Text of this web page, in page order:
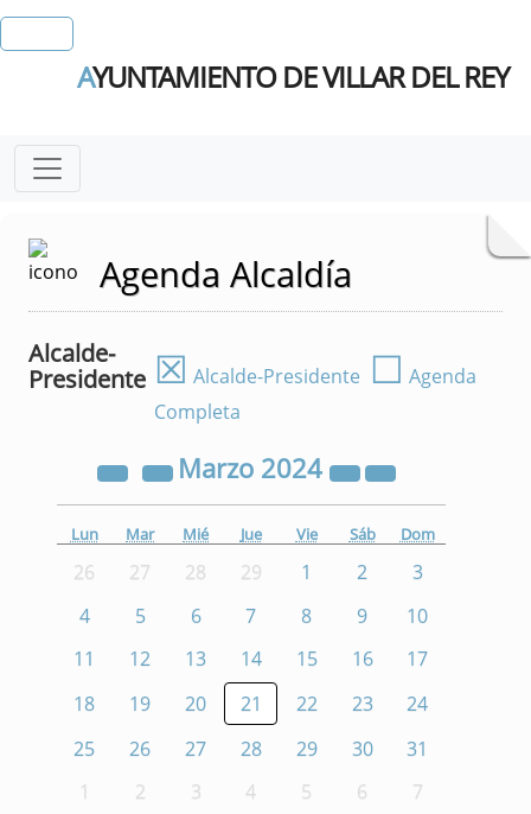
AYUNTAMIENTO DE VILLAR DEL REY
Agenda Alcaldía
Alcalde-
Presidente ☒ Alcalde-Presidente ☐ Agenda
Completa
Marzo 2024
Lun Mar Mié Jue Vie Sáb Dom
26 27 28 29 1 2
3
4
5 6 7 8 9
10
11
12 13 14 15 16
17
18
19 20 21 22 23
24
25
26 27 28 29 30
31
1
2 3 4 5 6 7